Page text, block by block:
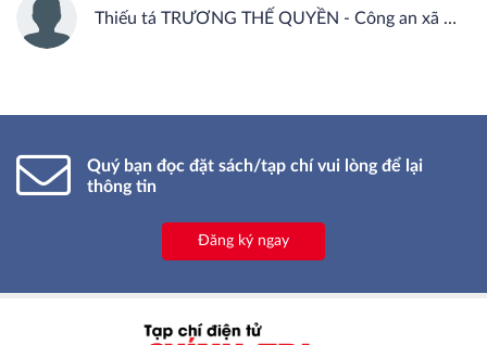
Thiếu tá TRƯƠNG THẾ QUYỀN - Công an xã Kim Bảng, tỉnh Nghệ An
Quý bạn đọc đặt sách/tạp chí vui lòng để lại
thông tin
Đăng ký ngay